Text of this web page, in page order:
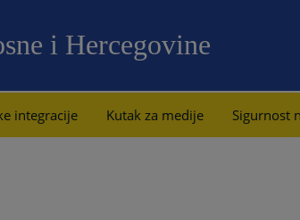
i Hercegovine
sadržaj
integracije Kutak za medije Sigurnost